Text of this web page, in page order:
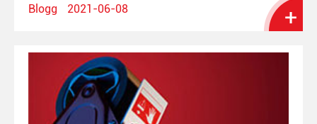
Blogg 2021-06-08 +